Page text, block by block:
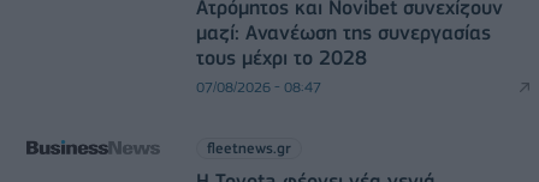
Ατρόμητος και Novibet συνεχίζουν
μαζί: Ανανέωση της συνεργασίας
τους μέχρι το 2028
07/08/2026 - 08:47
fleetnews.gr